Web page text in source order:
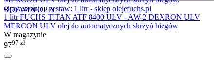
ROZWIŃ OPIS
1 litr FUCHS TITAN ATF 8400 ULV - AW-2 DEXRON ULV
MERCON ULV olej do automatycznych skrzyń biegów
W magazynie
9797 zł